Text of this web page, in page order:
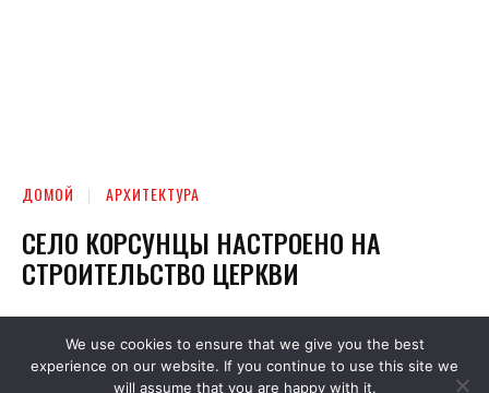
We use cookies to ensure that we give you the best
experience on our website. If you continue to use this site we
will assume that you are happy with it.